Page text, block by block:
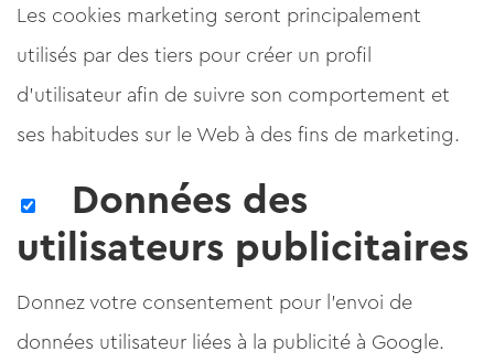
Les cookies marketing seront principalement
utilisés par des tiers pour créer un profil
d'utilisateur afin de suivre son comportement et
ses habitudes sur le Web à des fins de marketing.
Données des
utilisateurs publicitaires
Donnez votre consentement pour l'envoi de
données utilisateur liées à la publicité à Google.